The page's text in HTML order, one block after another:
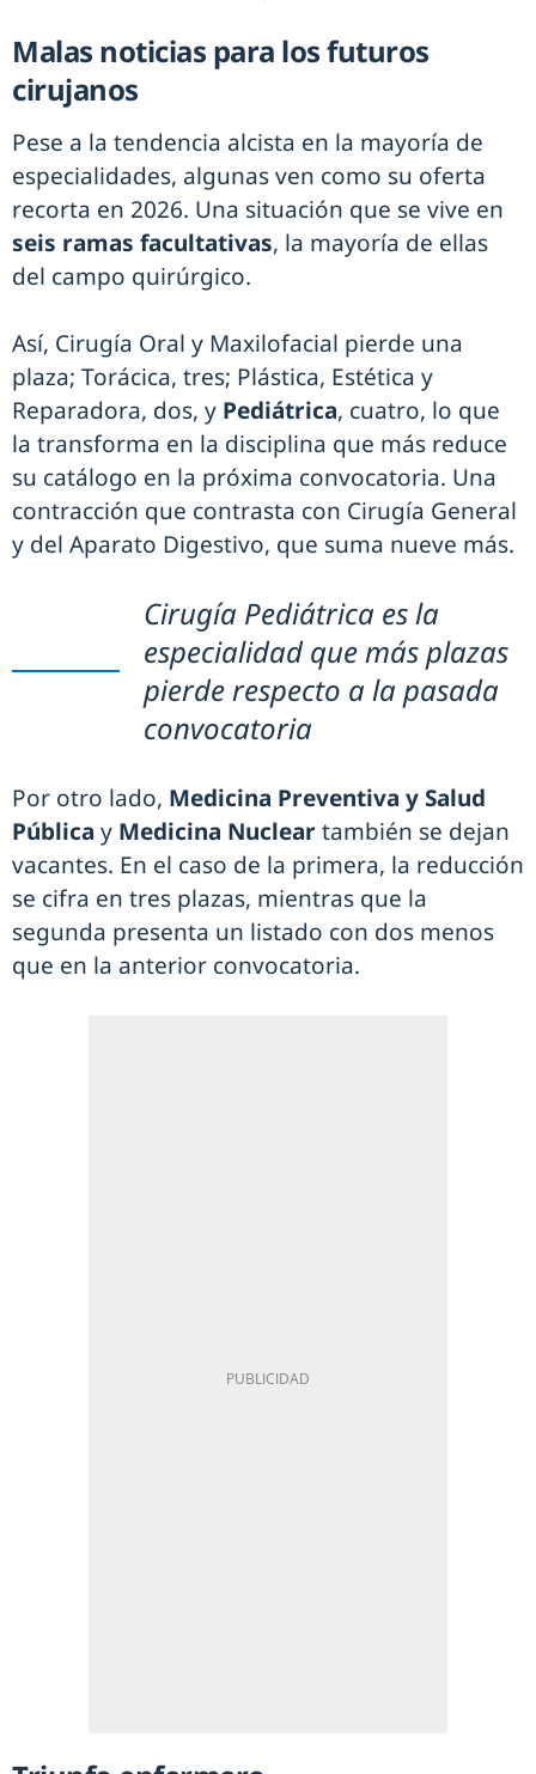
Malas noticias para los futuros
cirujanos
Pese a la tendencia alcista en la mayoría de
especialidades, algunas ven como su oferta
recorta en 2026. Una situación que se vive en
seis ramas facultativas, la mayoría de ellas
del campo quirúrgico.
Así, Cirugía Oral y Maxilofacial pierde una
plaza; Torácica, tres; Plástica, Estética y
Reparadora, dos, y Pediátrica, cuatro, lo que
la transforma en la disciplina que más reduce
su catálogo en la próxima convocatoria. Una
contracción que contrasta con Cirugía General
y del Aparato Digestivo, que suma nueve más.
Cirugía Pediátrica es la
especialidad que más plazas
pierde respecto a la pasada
convocatoria
Por otro lado, Medicina Preventiva y Salud
Pública y Medicina Nucleartambién se dejan
vacantes. En el caso de la primera, la reducción
se cifra en tres plazas, mientras que la
segunda presenta un listado con dos menos
que en la anterior convocatoria.